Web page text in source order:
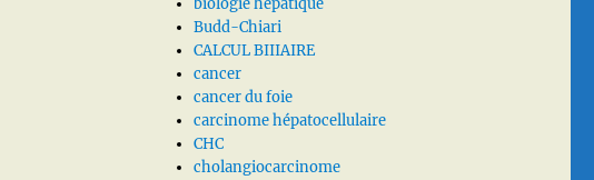
biologie hépatique
Budd-Chiari
CALCUL BIIIAIRE
cancer
cancer du foie
carcinome hépatocellulaire
CHC
cholangiocarcinome